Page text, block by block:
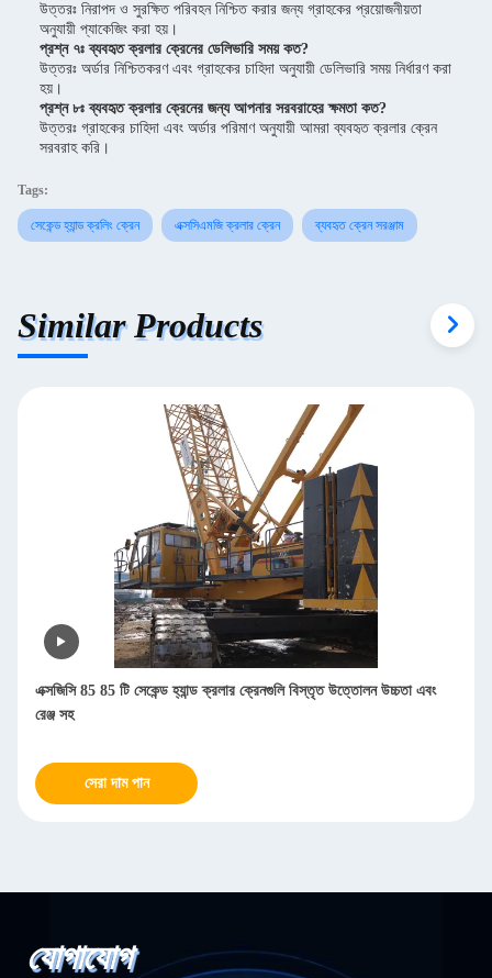
উত্তরঃ নিরাপদ ও সুরক্ষিত পরিবহন নিশ্চিত করার জন্য গ্রাহকের প্রয়োজনীয়তা
অনুযায়ী প্যাকেজিং করা হয়।
প্রশ্ন ৭ঃ ব্যবহৃত ক্রলার ক্রেনের ডেলিভারি সময় কত?
উত্তরঃ অর্ডার নিশ্চিতকরণ এবং গ্রাহকের চাহিদা অনুযায়ী ডেলিভারি সময় নির্ধারণ করা
হয়।
প্রশ্ন ৮ঃ ব্যবহৃত ক্রলার ক্রেনের জন্য আপনার সরবরাহের ক্ষমতা কত?
উত্তরঃ গ্রাহকের চাহিদা এবং অর্ডার পরিমাণ অনুযায়ী আমরা ব্যবহৃত ক্রলার ক্রেন
সরবরাহ করি।
Tags:
সেকেন্ড হ্যান্ড ক্রলিং ক্রেন এক্সসিএমজি ক্রলার ক্রেন ব্যবহৃত ক্রেন সরঞ্জাম
Similar Products
এক্সজিসি 85 85 টি সেকেন্ড হ্যান্ড ক্রলার ক্রেনগুলি বিস্তৃত উত্তোলন উচ্চতা এবং
রেঞ্জ সহ
সেরা দাম পান
যোগাযোগ